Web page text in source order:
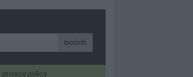
Iscriviti
privacy policy